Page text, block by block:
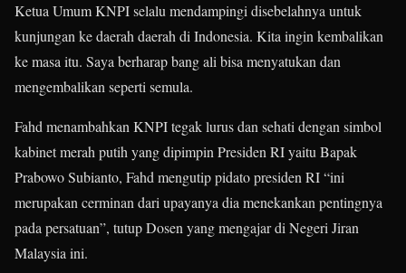
Ketua Umum KNPI selalu mendampingi disebelahnya untuk
kunjungan ke daerah daerah di Indonesia. Kita ingin kembalikan
ke masa itu. Saya berharap bang ali bisa menyatukan dan
mengembalikan seperti semula.
Fahd menambahkan KNPI tegak lurus dan sehati dengan simbol
kabinet merah putih yang dipimpin Presiden RI yaitu Bapak
Prabowo Subianto, Fahd mengutip pidato presiden RI “ini
merupakan cerminan dari upayanya dia menekankan pentingnya
pada persatuan”, tutup Dosen yang mengajar di Negeri Jiran
Malaysia ini.